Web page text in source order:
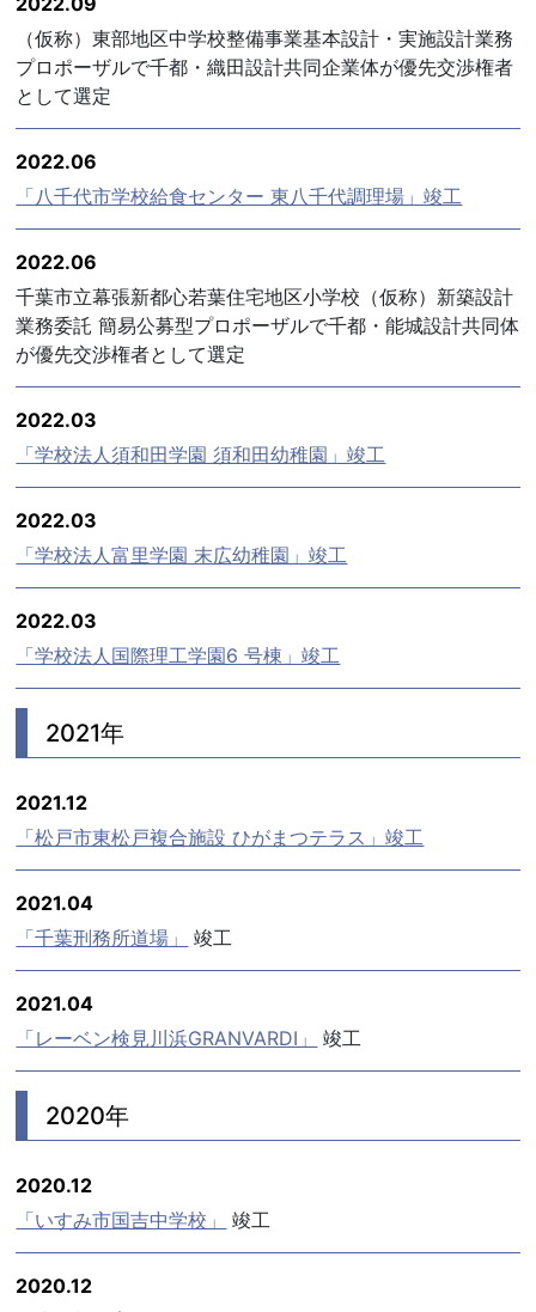
（仮称）東部地区中学校整備事業基本設計・実施設計業務
プロポーザルで千都・織田設計共同企業体が優先交渉権者
として選定
2022.06
「八千代市学校給食センター 東八千代調理場」竣工
2022.06
千葉市立幕張新都心若葉住宅地区小学校（仮称）新築設計
業務委託 簡易公募型プロポーザルで千都・能城設計共同体
が優先交渉権者として選定
2022.03
「学校法人須和田学園 須和田幼稚園」竣工
2022.03
「学校法人富里学園 末広幼稚園」竣工
2022.03
「学校法人国際理工学園6 号棟」竣工
2021年
2021.12
「松戸市東松戸複合施設 ひがまつテラス」竣工
2021.04
「千葉刑務所道場」
竣工
2021.04
「レーベン検見川浜GRANVARDI」
竣工
2020年
2020.12
「いすみ市国吉中学校」
竣工
2020.12